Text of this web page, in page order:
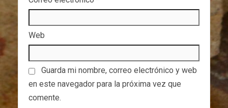
Web
Guarda mi nombre, correo electrónico y web
en este navegador para la próxima vez que
comente.